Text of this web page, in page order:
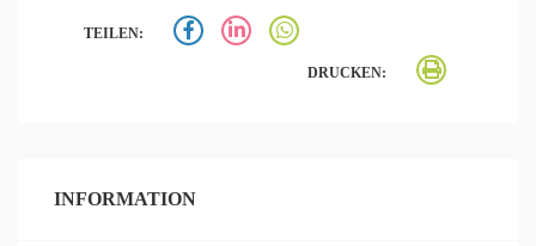
TEILEN:
DRUCKEN:
INFORMATION